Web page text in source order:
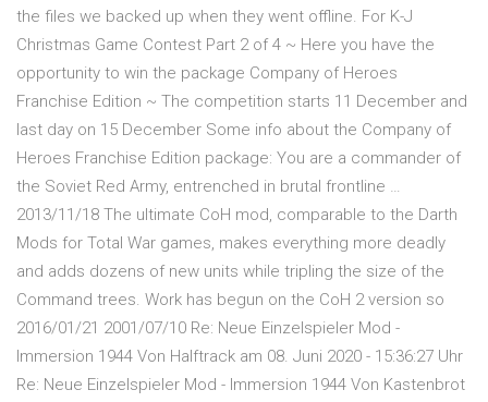
the files we backed up when they went offline. For K-J
Christmas Game Contest Part 2 of 4 ~ Here you have the
opportunity to win the package Company of Heroes
Franchise Edition ~ The competition starts 11 December and
last day on 15 December Some info about the Company of
Heroes Franchise Edition package: You are a commander of
the Soviet Red Army, entrenched in brutal frontline …
2013/11/18 The ultimate CoH mod, comparable to the Darth
Mods for Total War games, makes everything more deadly
and adds dozens of new units while tripling the size of the
Command trees. Work has begun on the CoH 2 version so
2016/01/21 2001/07/10 Re: Neue Einzelspieler Mod -
Immersion 1944 Von Halftrack am 08. Juni 2020 - 15:36:27 Uhr
Re: Neue Einzelspieler Mod - Immersion 1944 Von Kastenbrot